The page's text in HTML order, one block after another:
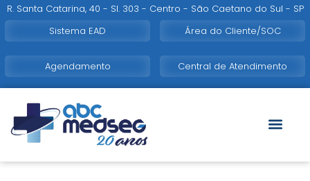
R. Santa Catarina, 40 - Sl. 303 - Centro - São Caetano do Sul - SP
Sistema EAD
Área do Cliente/SOC
Agendamento Central de Atendimento